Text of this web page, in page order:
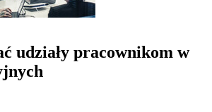
udziały pracownikom w